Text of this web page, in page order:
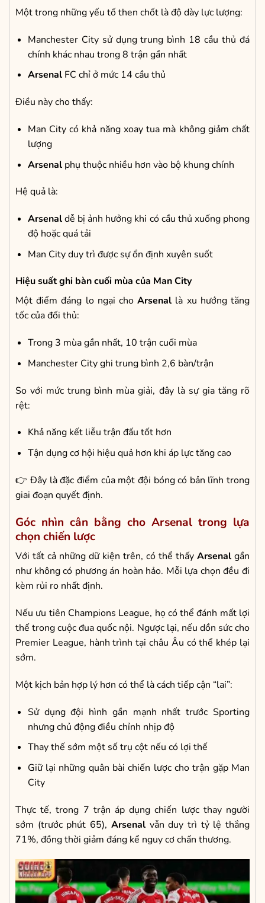
Một trong những yếu tố then chốt là độ dày lực lượng:
Manchester City sử dụng trung bình 18 cầu thủ đá
chính khác nhau trong 8 trận gần nhất
ArsenalFC chỉ ở mức 14 cầu thủ
Điều này cho thấy:
Man City có khả năng xoay tua mà không giảm chất
lượng
Arsenalphụ thuộc nhiều hơn vào bộ khung chính
Hệ quả là:
Arsenaldễ bị ảnh hưởng khi có cầu thủ xuống phong
độ hoặc quá tải
Man City duy trì được sự ổn định xuyên suốt
Hiệu suất ghi bàn cuối mùa của Man City
Một điểm đáng lo ngại choArsenal là xu hướng tăng
tốc của đối thủ:
Trong 3 mùa gần nhất, 10 trận cuối mùa
Manchester City ghi trung bình 2,6 bàn/trận
So với mức trung bình mùa giải, đây là sự gia tăng rõ
rệt:
Khả năng kết liễu trận đấu tốt hơn
Tận dụng cơ hội hiệu quả hơn khi áp lực tăng cao
👉 Đây là đặc điểm của một đội bóng có bản lĩnh trong
giai đoạn quyết định.
Góc nhìn cân bằng cho Arsenal trong lựa
chọn chiến lược
Với tất cả những dữ kiện trên, có thể thấy Arsenal gần
như không có phương án hoàn hảo. Mỗi lựa chọn đều đi
kèm rủi ro nhất định.
Nếu ưu tiên Champions League, họ có thể đánh mất lợi
thế trong cuộc đua quốc nội. Ngược lại, nếu dồn sức cho
Premier League, hành trình tại châu Âu có thể khép lại
sớm.
Một kịch bản hợp lý hơn có thể là cách tiếp cận “lai”:
Sử dụng đội hình gần mạnh nhất trước Sporting
nhưng chủ động điều chỉnh nhịp độ
Thay thế sớm một số trụ cột nếu có lợi thế
Giữ lại những quân bài chiến lược cho trận gặp Man
City
Thực tế, trong 7 trận áp dụng chiến lược thay người
sớm (trước phút 65), Arsenalvẫn duy trì tỷ lệ thắng
71%, đồng thời giảm đáng kể nguy cơ chấn thương.